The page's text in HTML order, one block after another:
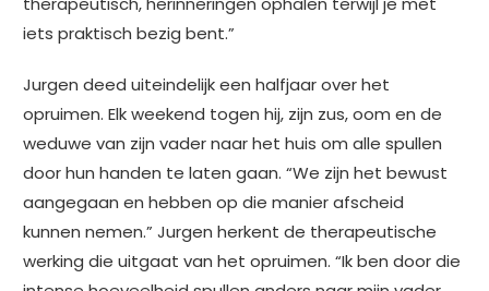
iets praktisch bezig bent.”
Jurgen deed uiteindelijk een halfjaar over het
opruimen. Elk weekend togen hij, zijn zus, oom en de
weduwe van zijn vader naar het huis om alle spullen
door hun handen te laten gaan. “We zijn het bewust
aangegaan en hebben op die manier afscheid
kunnen nemen.” Jurgen herkent de therapeutische
werking die uitgaat van het opruimen. “Ik ben door die